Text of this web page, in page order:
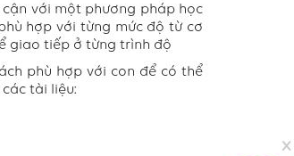
với một phương pháp học
hợp với từng mức độ từ cơ
giao tiếp ở từng trình độ
phù hợp với con để có thể
tài liệu:
x